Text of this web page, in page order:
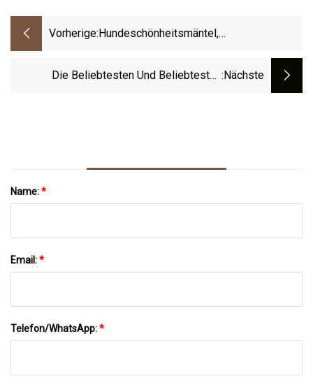
Vorherige: Hundeschönheitsmäntel,
Die Beliebtesten Und Beliebtesten :nächste
Name:*
Email:*
Telefon/WhatsApp:*